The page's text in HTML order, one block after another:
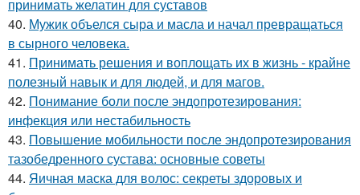
принимать желатин для суставов
40. Мужик объелся сыра и масла и начал превращаться
в сырного человека.
41. Принимать решения и воплощать их в жизнь - крайне
полезный навык и для людей, и для магов.
42. Понимание боли после эндопротезирования:
инфекция или нестабильность
43. Повышение мобильности после эндопротезирования
тазобедренного сустава: основные советы
44. Яичная маска для волос: секреты здоровых и